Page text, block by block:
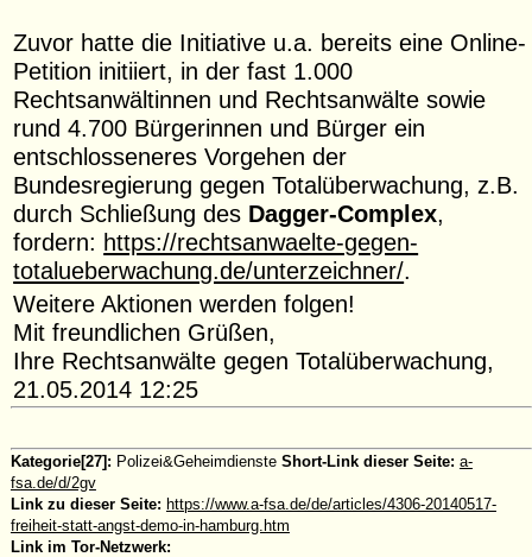
Zuvor hatte die Initiative u.a. bereits eine Online-
Petition initiiert, in der fast 1.000
Rechtsanwältinnen und Rechtsanwälte sowie
rund 4.700 Bürgerinnen und Bürger ein
entschlosseneres Vorgehen der
Bundesregierung gegen Totalüberwachung, z.B.
durch Schließung des Dagger-Complex
fordern: https://rechtsanwaelte-gegen-
totalueberwachung.de/unterzeichner/
Weitere Aktionen werden folgen!
Mit freundlichen Grüßen,
Ihre Rechtsanwälte gegen Totalüberwachung,
21.05.2014 12:25
Kategorie[27]: Polizei&Geheimdienste Short-Link dieser Seite: a-
fsa.de/d/2gv
Link zu dieser Seite: https://www.a-fsa.de/de/articles/4306-20140517-
freiheit-statt-angst-demo-in-hamburg.htm
Link im Tor-Netzwerk: